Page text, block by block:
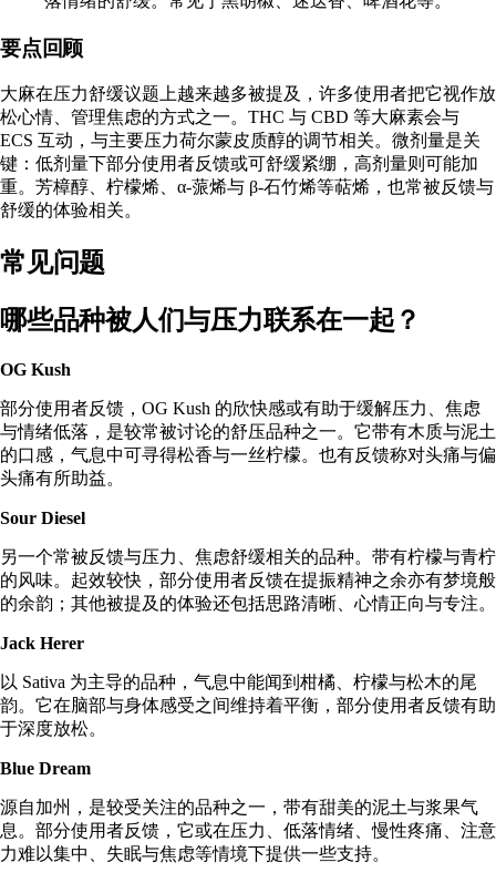
要点回顾
大麻在压力舒缓议题上越来越多被提及，许多使用者把它视作放
松心情、管理焦虑的方式之一。THC 与 CBD 等大麻素会与
ECS 互动，与主要压力荷尔蒙皮质醇的调节相关。微剂量是关
键：低剂量下部分使用者反馈或可舒缓紧绷，高剂量则可能加
重。芳樟醇、柠檬烯、α-蒎烯与 β-石竹烯等萜烯，也常被反馈与
舒缓的体验相关。
常见问题
哪些品种被人们与压力联系在一起？
OG Kush
部分使用者反馈，OG Kush 的欣快感或有助于缓解压力、焦虑
与情绪低落，是较常被讨论的舒压品种之一。它带有木质与泥土
的口感，气息中可寻得松香与一丝柠檬。也有反馈称对头痛与偏
头痛有所助益。
Sour Diesel
另一个常被反馈与压力、焦虑舒缓相关的品种。带有柠檬与青柠
的风味。起效较快，部分使用者反馈在提振精神之余亦有梦境般
的余韵；其他被提及的体验还包括思路清晰、心情正向与专注。
Jack Herer
以 Sativa 为主导的品种，气息中能闻到柑橘、柠檬与松木的尾
韵。它在脑部与身体感受之间维持着平衡，部分使用者反馈有助
于深度放松。
Blue Dream
源自加州，是较受关注的品种之一，带有甜美的泥土与浆果气
息。部分使用者反馈，它或在压力、低落情绪、慢性疼痛、注意
力难以集中、失眠与焦虑等情境下提供一些支持。